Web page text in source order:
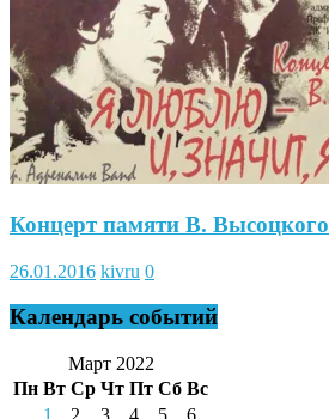
Концерт памяти В. Высоцкого
26.01.2016 kivru 0
Календарь событий
Март 2022
Пн Вт Ср Чт Пт Сб Вс
1
2 3 4 5 6